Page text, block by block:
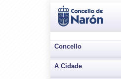
Concello
A Cidade